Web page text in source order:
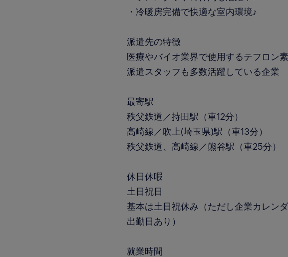
・冷暖房完備で快適な室内環境♪
派遣先の特徴
医療やバイオ業界で使用するテフロン
派遣スタッフも多数活躍している企業
最寄駅
秩父鉄道／持田駅（車12分）
高崎線／吹上(埼玉県)駅（車13分）
秩父鉄道、高崎線／熊谷駅（車25分）
休日休暇
土日祝日
基本は土日祝休み（ただし企業カレン
出勤日あり）
就業時間